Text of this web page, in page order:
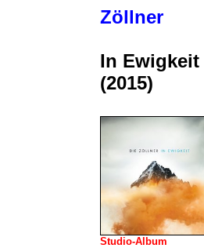
Zöllner
In Ewigkeit
(2015)
Studio-Album